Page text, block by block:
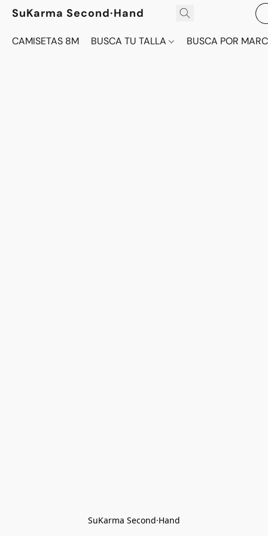
SuKarma Second·Hand
CAMISETAS 8M BUSCA TU TALLA BUSCA POR
SuKarma Second·Hand